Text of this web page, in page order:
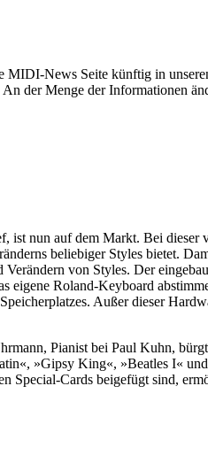
News Seite künftig in
der Menge der Informationen
ist nun auf dem Markt. Bei
beliebiger Styles bietet.
von Styles. Der
eigene Roland-Keyboard
Außer dieser
Pianist bei Paul Kuhn,
»Gipsy King«, »Beatles I«
Special-Cards beigefügt sind,